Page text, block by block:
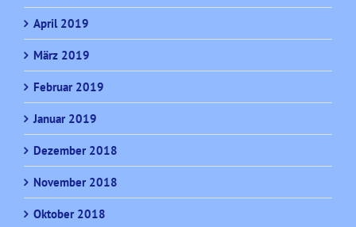
April 2019
März 2019
Februar 2019
Januar 2019
Dezember 2018
November 2018
Oktober 2018